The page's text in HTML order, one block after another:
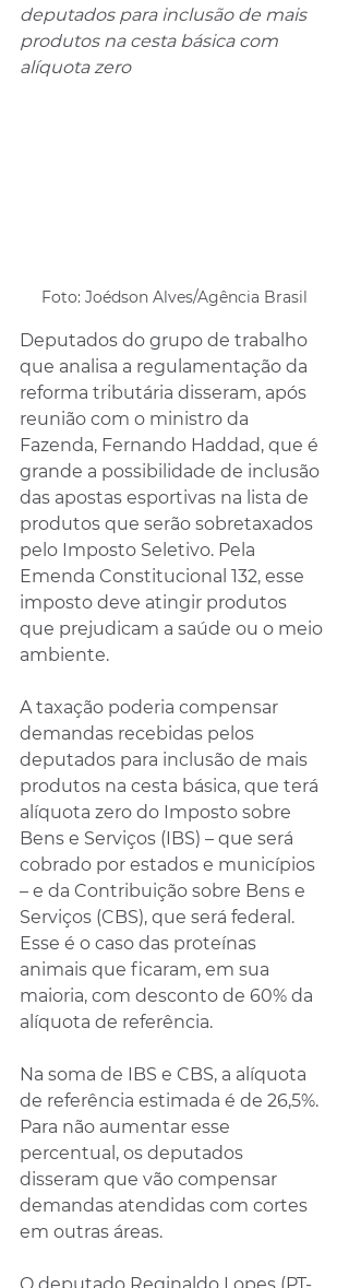
deputados para inclusão de mais
produtos na cesta básica com
alíquota zero
Foto: Joédson Alves/Agência Brasil
Deputados do grupo de trabalho
que analisa a regulamentação da
reforma tributária disseram, após
reunião com o ministro da
Fazenda, Fernando Haddad, que é
grande a possibilidade de inclusão
das apostas esportivas na lista de
produtos que serão sobretaxados
pelo Imposto Seletivo. Pela
Emenda Constitucional 132, esse
imposto deve atingir produtos
que prejudicam a saúde ou o meio
ambiente.
A taxação poderia compensar
demandas recebidas pelos
deputados para inclusão de mais
produtos na cesta básica, que terá
alíquota zero do Imposto sobre
Bens e Serviços (IBS) – que será
cobrado por estados e municípios
– e da Contribuição sobre Bens e
Serviços (CBS), que será federal.
Esse é o caso das proteínas
animais que ficaram, em sua
maioria, com desconto de 60% da
alíquota de referência.
Na soma de IBS e CBS, a alíquota
de referência estimada é de 26,5%.
Para não aumentar esse
percentual, os deputados
disseram que vão compensar
demandas atendidas com cortes
em outras áreas.